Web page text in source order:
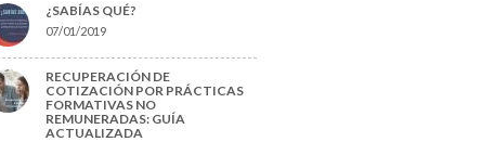
¿SABÍAS QUÉ?
07/01/2019
RECUPERACIÓN DE
COTIZACIÓN POR PRÁCTICAS
FORMATIVAS NO
REMUNERADAS: GUÍA
ACTUALIZADA